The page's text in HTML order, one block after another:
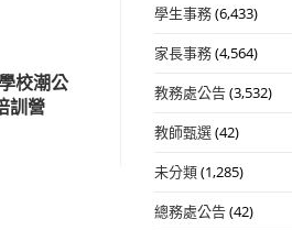
校潮公
訓營
學生事務(6,433)
家長事務(4,564)
教務處公告(3,532)
教師甄選(42)
未分類(1,285)
總務處公告(42)